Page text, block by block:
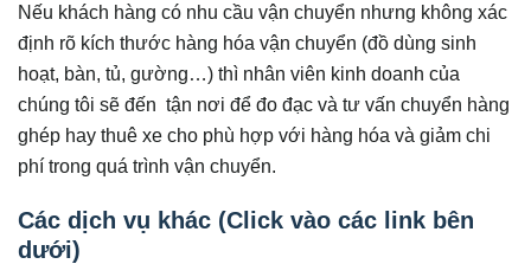
Nếu khách hàng có nhu cầu vận chuyển nhưng không xác
định rõ kích thước hàng hóa vận chuyển (đồ dùng sinh
hoạt, bàn, tủ, gường…) thì nhân viên kinh doanh của
chúng tôi sẽ đến tận nơi để đo đạc và tư vấn chuyển hàng
ghép hay thuê xe cho phù hợp với hàng hóa và giảm chi
phí trong quá trình vận chuyển.
Các dịch vụ khác (Click vào các link bên
dưới)